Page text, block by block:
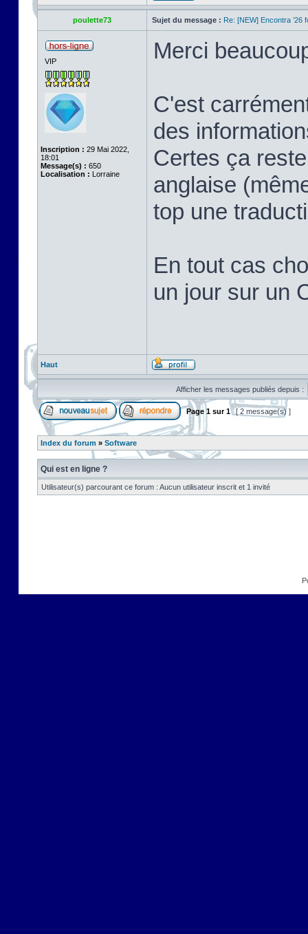
poulette73 Sujet du message : Re: [NEW] Encontra ’26
VIP
Inscription : 29 Mai 2022,
18:01
Message(s) : 650
Localisation : Lorraine
Merci
C'est
des
Certes ça
anglaise
top une
En tout cas
un jour sur un
Haut
Afficher les messages publiés depuis :
Page1 sur1 [ 2 message(s) ]
Index du forum » Software
Qui est en ligne ?
Utilisateur(s) parcourant ce forum : Aucun utilisateur inscrit et 1 invité